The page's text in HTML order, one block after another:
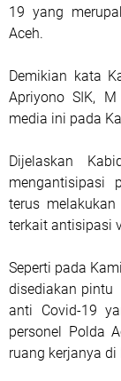
19 yang
Aceh.
Demikian kata
Apriyono SIK,
media ini pada
Dijelaskan
mengantisipasi
terus
terkait antisipasi
Seperti pada
disediakan pintu
anti Covid-19
personel Polda
ruang kerjanya